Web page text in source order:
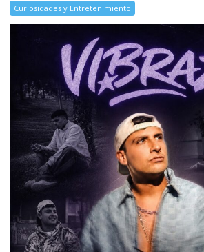
Curiosidades y Entretenimiento